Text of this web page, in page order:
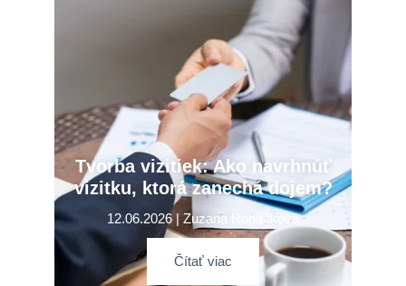
Tvorba vizitiek: Ako navrhnúť
vizitku, ktorá zanechá dojem?
12.06.2026 | Zuzana Roháčková
Čítať viac